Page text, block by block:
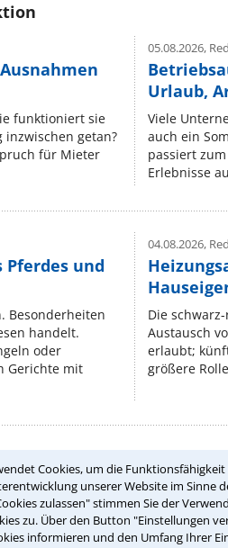
Cookies, um die
unserer Website im Sinne
zulassen" stimmen Sie der
zu. Über den Button "Einstellungen
informieren und den Umfang Ihrer
funktioniert sie
getan?
für Mieter
05.08.2026,
Urlaub,
Viele
auch ein
passiert
Erlebnisse
Pferdes und
Besonderheiten
handelt.
oder
Gerichte mit
04.08.2026,
Die
Austausch
erlaubt;
größere
Teste Dein Rechtswissen